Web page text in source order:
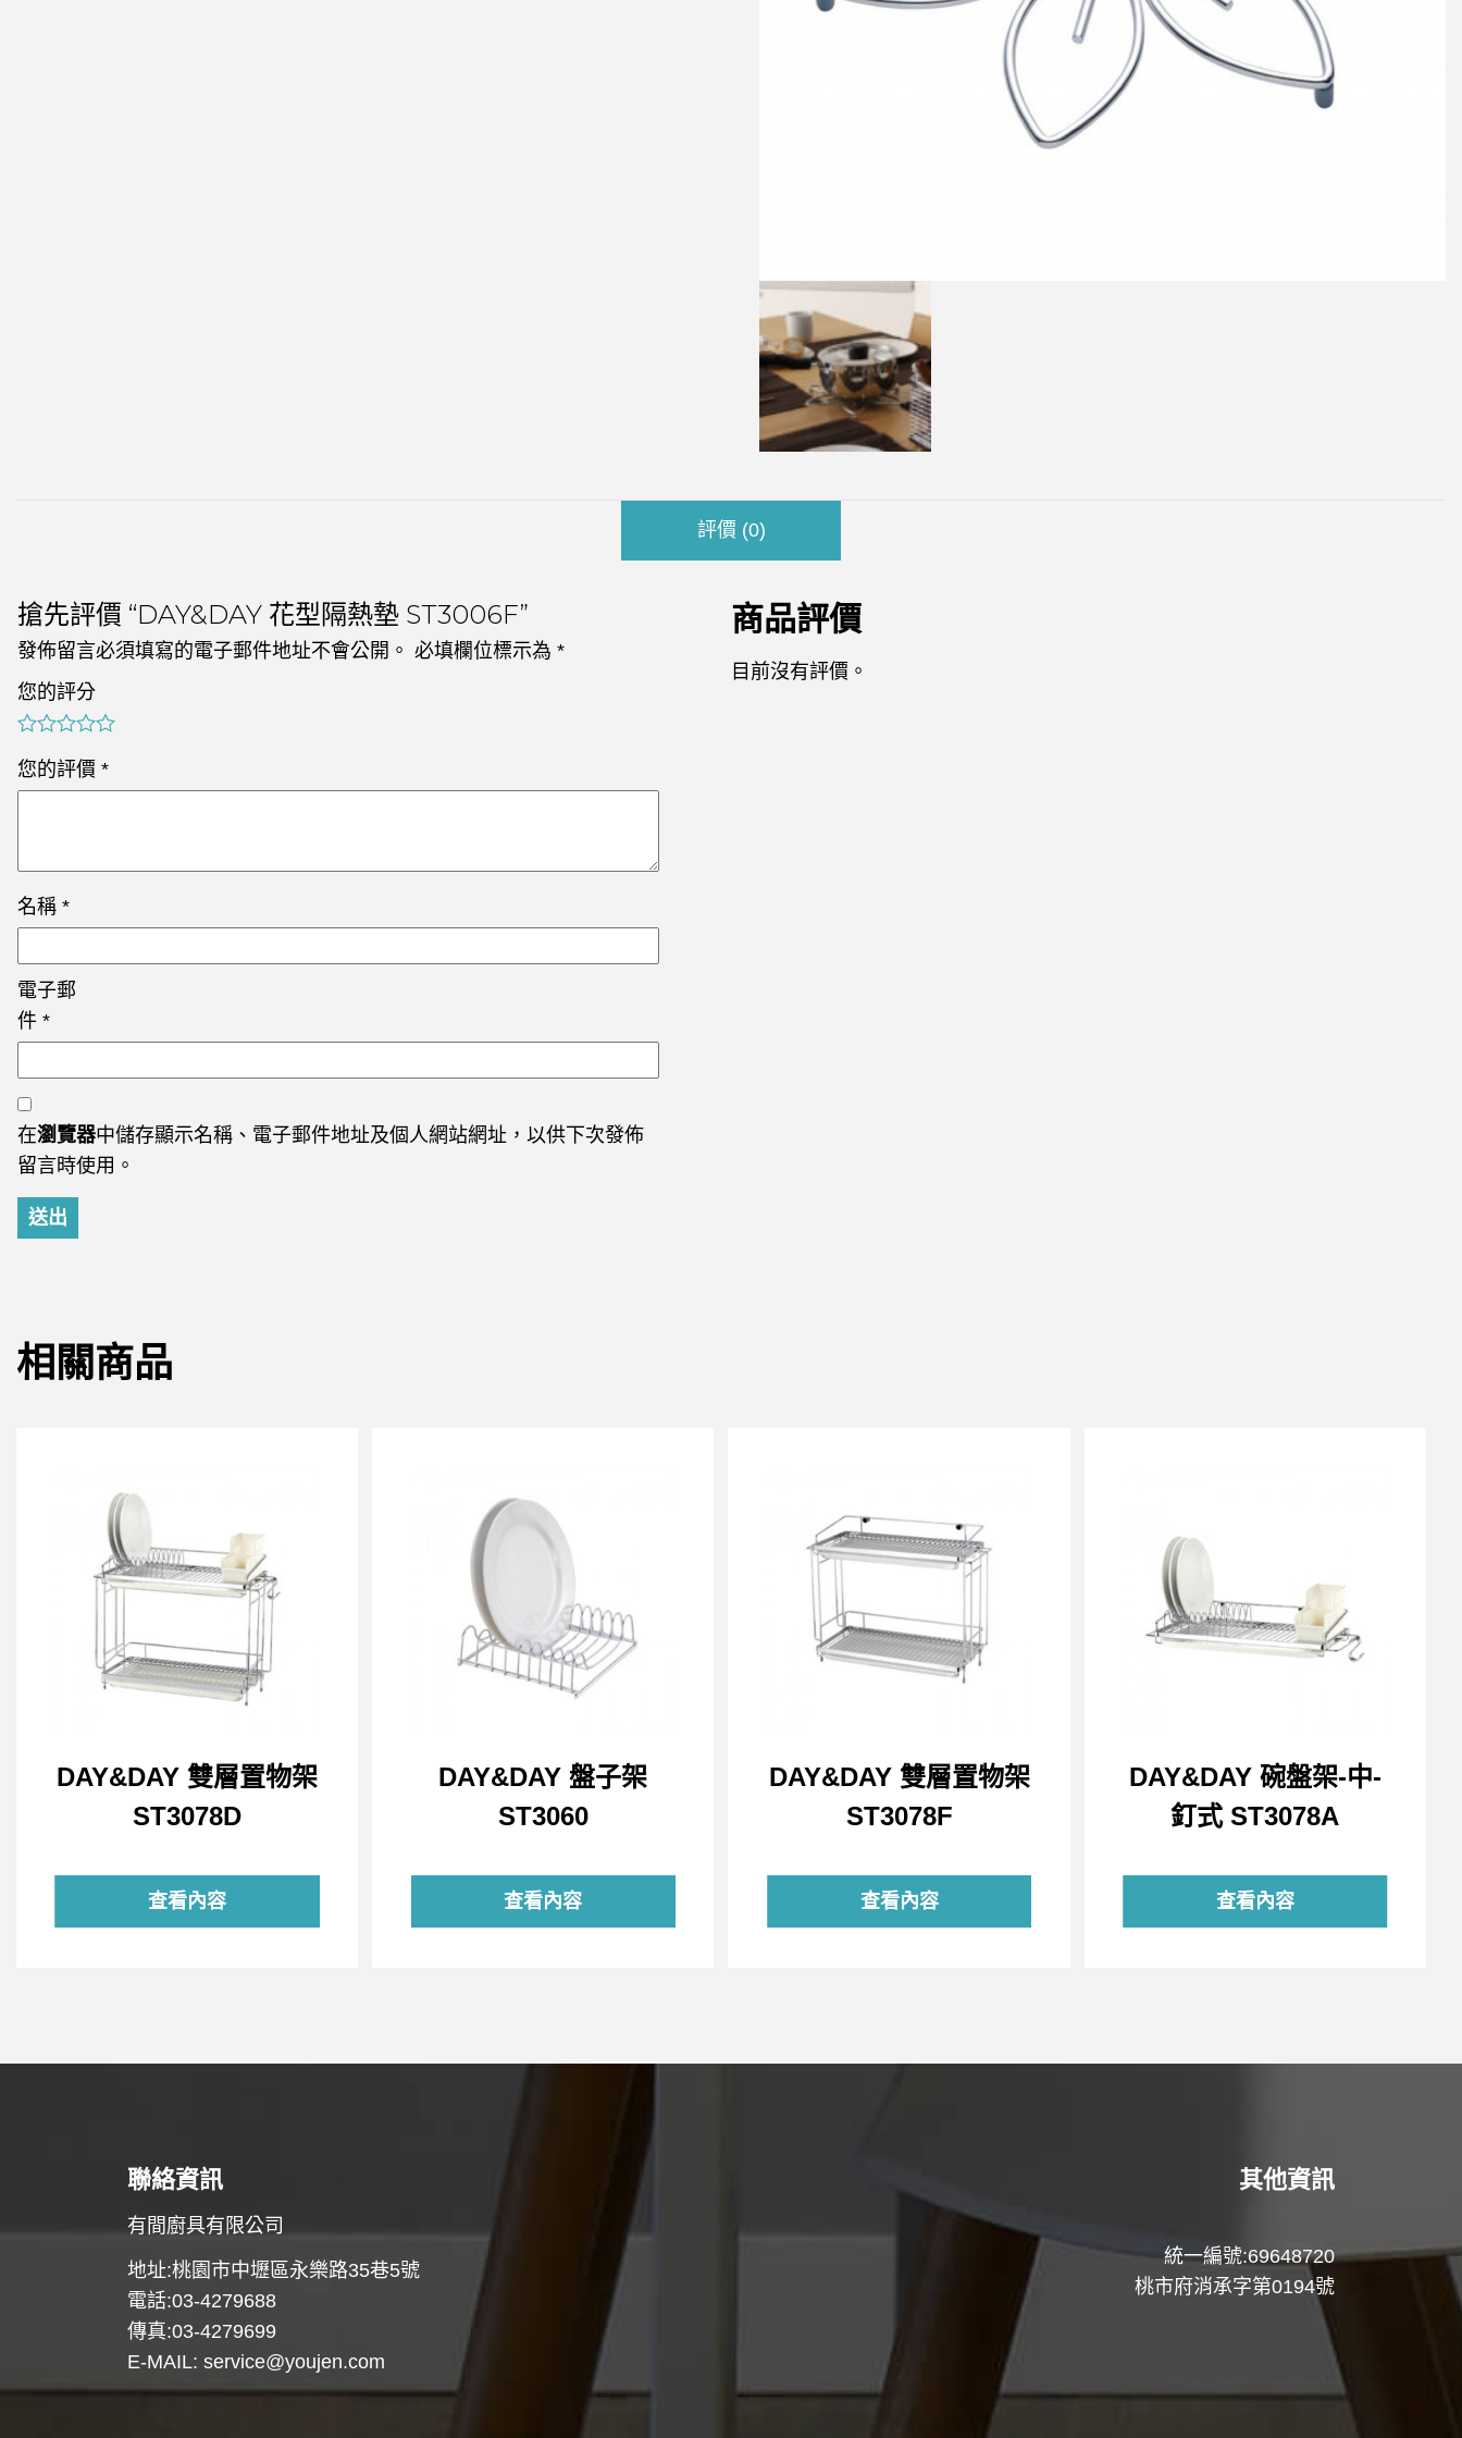
評價 (0)
商品評價
目前沒有評價。
搶先評價 “DAY&DAY 花型隔熱墊 ST3006F”
發佈留言必須填寫的電子郵件地址不會公開。 必填欄位標示為 *
您的評分
您的評價 *
名稱 *
電子郵
件 *
在瀏覽器中儲存顯示名稱、電子郵件地址及個人網站網址，以供下次發佈
留言時使用。
相關商品
DAY&DAY 雙層置物架
ST3078D
查看內容
DAY&DAY 盤子架
ST3060
查看內容
DAY&DAY 雙層置物架
ST3078F
查看內容
DAY&DAY 碗盤架-中-
釘式 ST3078A
查看內容
聯絡資訊
有間廚具有限公司
地址:桃園市中壢區永樂路35巷5號
電話:03-4279688
傳真:03-4279699
E-MAIL: service@youjen.com
其他資訊
統一編號:69648720
桃市府消承字第0194號